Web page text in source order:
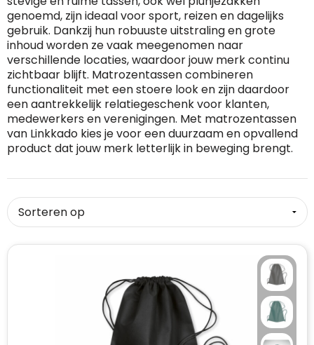
Home & Living
Keuken & Horeca
Reizen & Onderweg
Vakantie, Recreatie & Spellen
Dag van de Vrijwilliger
Dag van de Zorgkundige
Kerstmis
Pasen
Sinterklaas
Werelddierendag
RFX™
Sportlife®
Stanley®
Swiss Peak
Tenson
Thule
Custom medaille
Custom deken
Custom pet, muts & hoed
Custom speelkaarten
Custom tas
Custom paraplu
Zorg
genoemd, zijn ideaal voor sport, reizen en dagelijks
gebruik. Dankzij hun robuuste uitstraling en grote
inhoud worden ze vaak meegenomen naar
verschillende locaties, waardoor jouw merk continu
zichtbaar blijft. Matrozentassen combineren
functionaliteit met een stoere look en zijn daardoor
een aantrekkelijk relatiegeschenk voor klanten,
medewerkers en verenigingen. Met matrozentassen
van Linkkado kies je voor een duurzaam en opvallend
product dat jouw merk letterlijk in beweging brengt.